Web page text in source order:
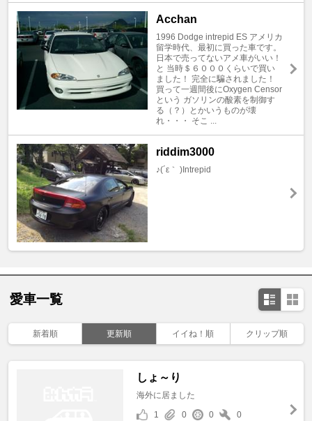
Acchan
1996 Dodge intrepid ES アメリカ
留学時代、最初に買った車です。
日本で売ってないアメ車がいい！
と 当時＄６０００くらいで買い
ました！ 完全に騙されました！
買って一週間後にOxygen Censor
という ガソリンの酸素を制御す
る（？）とかいうものが壊
れ・・・ そこ ...
riddim3000
♪(´ε｀ )Intrepid
愛車一覧
新着順 更新順 イイね！順 クリップ順
しょ～り
海外に居ました
1
0 0 0